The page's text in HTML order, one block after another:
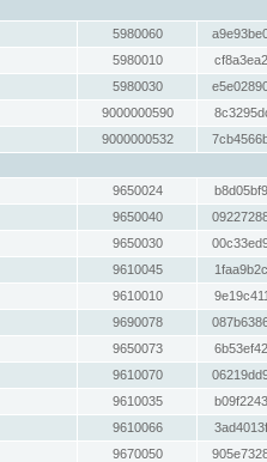
5980060
5980010
5980030
9000000590
9000000532
9650024
9650040
9650030
9610045
9610010
9690078
9650073
9610070
9610035
9610066
9670050